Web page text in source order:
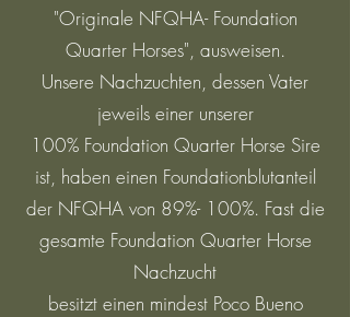
"Originale NFQHA- Foundation
Quarter Horses", ausweisen.
Unsere Nachzuchten, dessen Vater
jeweils einer unserer
100% Foundation Quarter Horse Sire
ist, haben einen Foundationblutanteil
der NFQHA von 89%- 100%. Fast die
gesamte Foundation Quarter Horse
Nachzucht
besitzt einen mindest Poco Bueno